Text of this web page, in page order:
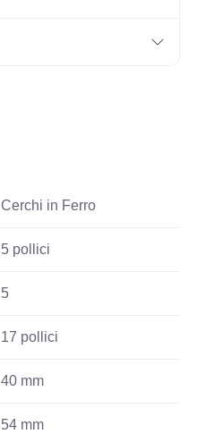
Cerchi in Ferro
5 pollici
5
17 pollici
40 mm
54 mm